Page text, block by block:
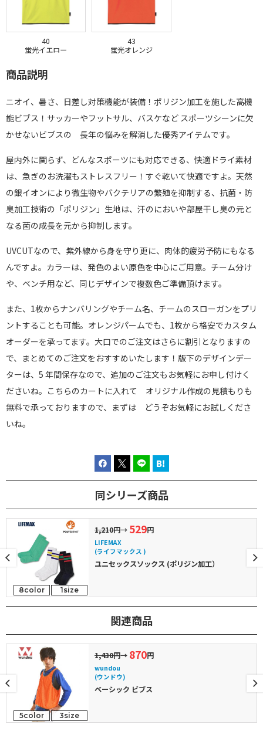
40
蛍光イエロー
43
蛍光オレンジ
商品説明
ニオイ、暑さ、日差し対策機能が装備！ポリジン加工を施した高機
能ビブス！サッカーやフットサル、バスケなど スポーツシーンに欠
かせないビブスの 長年の悩みを解消した優秀アイテムです。
屋内外に関らず、どんなスポーツにも対応できる、快適ドライ素材
は、急ぎのお洗濯もストレスフリー！すぐ乾いて快適ですよ。天然
の銀イオンにより微生物やバクテリアの繁殖を抑制する、抗菌・防
臭加工技術の「ポリジン」生地は、汗のにおいや部屋干し臭の元と
なる菌の成長を元から抑制します。
UVCUTなので、紫外線から身を守り更に、肉体的疲労予防にもなる
んですよ。カラーは、発色のよい原色を中心にご用意。チーム分け
や、ベンチ用など、同じデザインで複数色ご準備頂けます。
また、1枚からナンバリングやチーム名、チームのスローガンをプリ
ントすることも可能。オレンジパームでも、1枚から格安でカスタム
オーダーを承ってます。大口でのご注文はさらに割引となりますの
で、まとめてのご注文をおすすめいたします！版下のデザインデー
ターは、5 年間保存なので、追加のご注文もお気軽にお申し付けく
ださいね。こちらのカートに入れて オリジナル作成の見積もりも
無料で承っておりますので、まずは どうぞお気軽にお試しくださ
いね。
同シリーズ商品
8color 1size
1,210円→ 529円
LIFEMAX
(ライフマックス )
ユニセックスソックス (ポリジン加工）
関連商品
5color 3size
1,430円→ 870円
wundou
(ウンドウ)
ベーシック ビブス